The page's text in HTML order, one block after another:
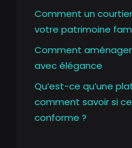
Comment un
votre patrimoine
Comment
avec élégance
Qu’est-ce qu’une
comment savoir si
conforme ?